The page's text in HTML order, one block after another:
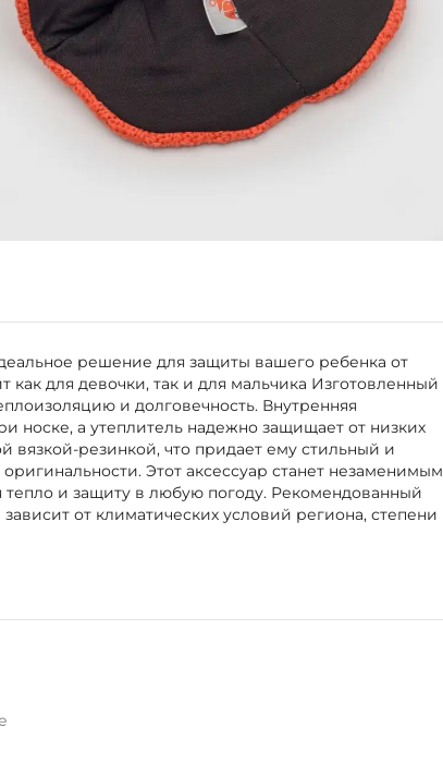
решение для защиты вашего ребенка от
для девочки, так и для мальчика Изготовленный
и долговечность. Внутренняя
носке, а утеплитель надежно защищает от низких
резинкой, что придает ему стильный и
Этот аксессуар станет незаменимым
и защиту в любую погоду. Рекомендованный
от климатических условий региона, степени